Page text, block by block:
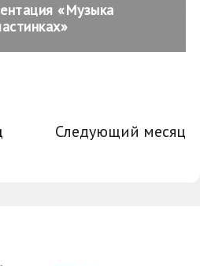
«Музыка
Следующий месяц